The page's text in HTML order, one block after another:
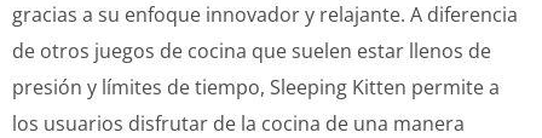
gracias a su enfoque innovador y relajante. A diferencia
de otros juegos de cocina que suelen estar llenos de
presión y límites de tiempo, Sleeping Kitten permite a
los usuarios disfrutar de la cocina de una manera